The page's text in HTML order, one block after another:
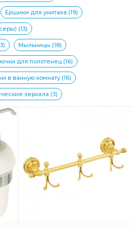
Ершики для унитаза (19)
(13)
Мыльницы (18)
для полотенец (16)
в ванную комнату (16)
зеркала (3)